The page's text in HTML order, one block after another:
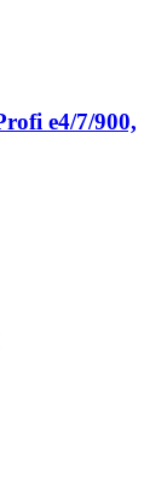
e4/7/900,